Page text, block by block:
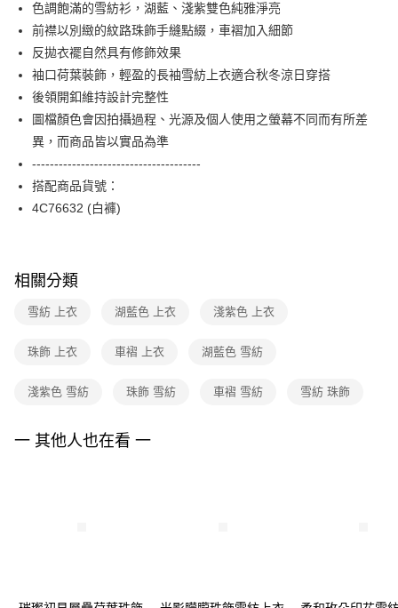
上海商業儲蓄銀行
台北富邦商業銀行
國泰世華商業銀行
兆豐國際商業銀行
臺灣中小企業銀行
匯豐（台灣）商業銀行
華泰商業銀行
聯邦商業銀行
遠東國際商業銀行
元大商業銀行
玉山商業銀行
星展（台灣）商業銀行
台新國際商業銀行
Apple Pay
街口支付
AFTEE先享後付
相關說明
【關於「AFTEE先享後付」】
AFTEE先享後付是「在收到商品之後才付款」的支付方式。 讓您購物簡單
便利好安心！
１．簡單：不需註冊會員、不需綁卡、不需儲值。
２．便利：只要手機號碼，簡訊認證，即可結帳。
２．訂單成立數日內，您將收到繳費通知簡訊。
ATM／網路銀行／等多元方式進行付款，方視為交易完成。
後付繳納相關費用。
是否繳費成功／繳費後需取消欲退款等相關疑問，請聯繫「AFTEE先享後付
【注意事項】
付款後全家FamilyMart取貨
每筆NT$90，滿NT$3,600(含以上)免運費
黑貓宅配
每筆NT$200，滿NT$8,000(含以上)免運費
付款後門市自取
色調飽滿的雪紡衫，湖藍、淺紫雙色純雅淨亮
前襟以別緻的紋路珠飾手縫點綴，車褶加入細節
反拋衣襬自然具有修飾效果
袖口荷葉裝飾，輕盈的長袖雪紡上衣適合秋冬涼日穿搭
後領開釦維持設計完整性
圖檔顏色會因拍攝過程、光源及個人使用之螢幕不同而有所差
異，而商品皆以實品為準
--------------------------------------
搭配商品貨號：
4C76632 (白褲)
相關分類
雪紡 上衣 湖藍色 上衣 淺紫色 上衣
珠飾 上衣 車褶 上衣 湖藍色 雪紡
淺紫色 雪紡 珠飾 雪紡 車褶 雪紡 雪紡 珠飾
一 其他人也在看 一